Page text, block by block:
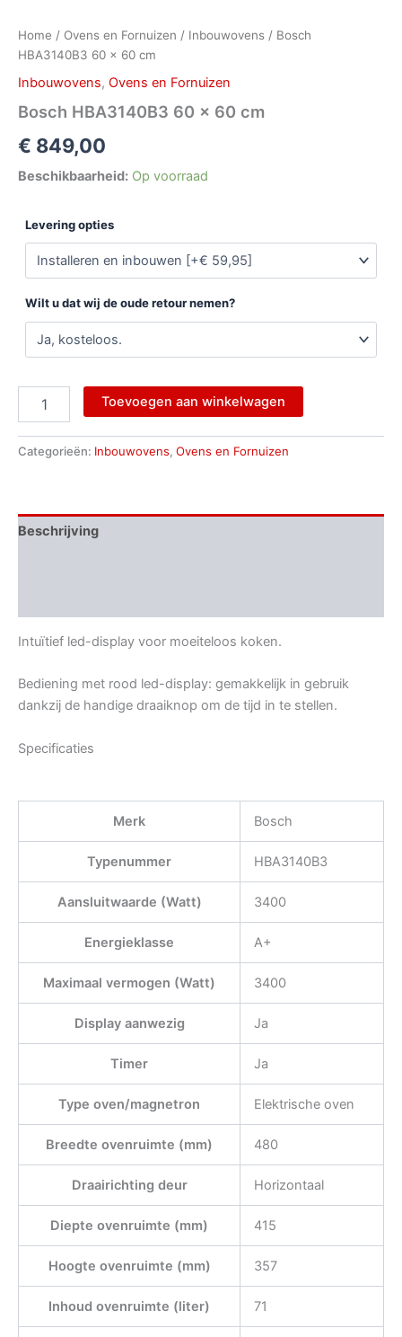
Home / Ovens en Fornuizen / Inbouwovens / Bosch
HBA3140B3 60 x 60 cm
Inbouwovens, Ovens en Fornuizen
Bosch HBA3140B3 60 x 60 cm
€ 849,00
Beschikbaarheid: Op voorraad
Levering opties
Wilt u dat wij de oude retour nemen?
Toevoegen aan winkelwagen
Categorieën: Inbouwovens, Ovens en Fornuizen
Beschrijving
Intuïtief led-display voor moeiteloos koken.
Bediening met rood led-display: gemakkelijk in gebruik
dankzij de handige draaiknop om de tijd in te stellen.
Specificaties
Merk Bosch
Typenummer HBA3140B3
Aansluitwaarde (Watt) 3400
Energieklasse A+
Maximaal vermogen (Watt) 3400
Display aanwezig Ja
Timer Ja
Type oven/magnetron Elektrische oven
Breedte ovenruimte (mm) 480
Draairichting deur Horizontaal
Diepte ovenruimte (mm) 415
Hoogte ovenruimte (mm) 357
Inhoud ovenruimte (liter) 71